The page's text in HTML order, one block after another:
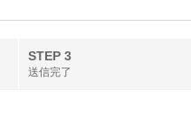
STEP 3
送信完了